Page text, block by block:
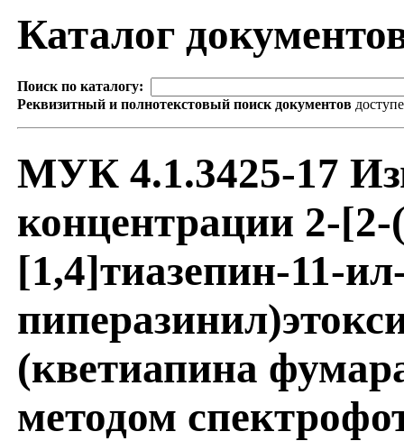
Каталог
Поиск по каталогу:
Реквизитный и полнотекстовый поиск документов
МУК 4.1.3425-17
концентрации 2-
[1,4]тиазепин-11-
(кветиапина
методом